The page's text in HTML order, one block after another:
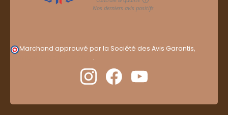
Marchand approuvé par la Société des Avis Garantis,
.